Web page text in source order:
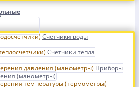
Счетчики воды
Счетчики тепла
Приборы
(манометры)